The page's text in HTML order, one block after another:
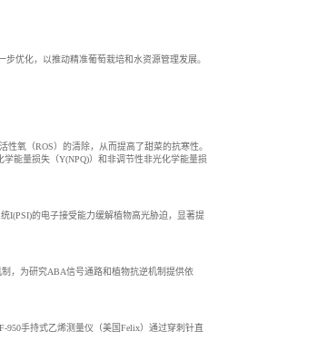
优化，以推动精准葡萄栽培和水资源管理发展。
氧（ROS）的清除，从而提高了甜菜的抗寒性。
能量损失（Y(NPQ)）和非调节性非光化学能量损
I(PSI)的电子接受能力缓解植物高光胁迫，显著提
，为研究ABA信号通路和植物抗逆机制提供依
950手持式乙烯测量仪（美国Felix）通过穿刺针直